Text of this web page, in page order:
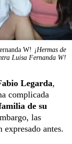
W! ¡Hermas de
Luisa Fernanda W!
Legarda,
complicada
de su
las
expresado antes.